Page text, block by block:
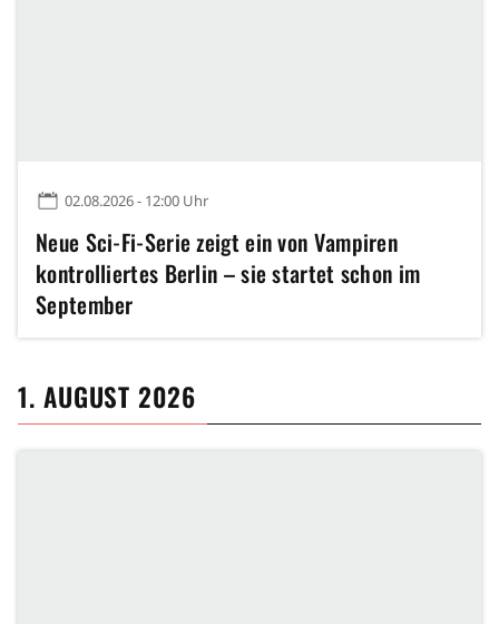
02.08.2026 - 12:00 Uhr
Neue Sci-Fi-Serie zeigt ein von Vampiren
kontrolliertes Berlin – sie startet schon im
September
1. AUGUST 2026